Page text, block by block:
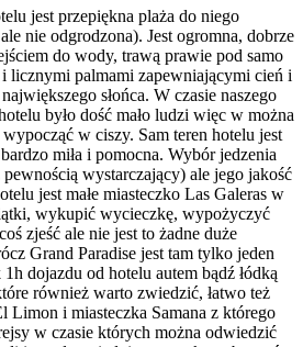
jest przepiękna plaża do niego
nie odgrodzona). Jest ogromna, dobrze
do wody, trawą prawie pod samo
licznymi palmami zapewniającymi cień i
słońca. W czasie naszego
było dość mało ludzi więc w można
w ciszy. Sam teren hotelu jest
miła i pomocna. Wybór jedzenia
wystarczający) ale jego jakość
jest małe miasteczko Las Galeras w
wykupić wycieczkę, wypożyczyć
zjeść ale nie jest to żadne duże
Grand Paradise jest tam tylko jeden
dojazdu od hotelu autem bądź łódką
również warto zwiedzić, łatwo też
Limon i miasteczka Samana z którego
w czasie których można odwiedzić